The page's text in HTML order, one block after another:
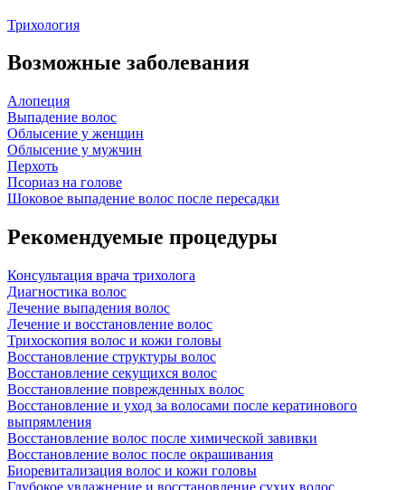
Трихология
Возможные заболевания
Алопеция
Выпадение волос
Облысение у женщин
Облысение у мужчин
Перхоть
Псориаз на голове
Шоковое выпадение волос после пересадки
Рекомендуемые процедуры
Консультация врача трихолога
Диагностика волос
Лечение выпадения волос
Лечение и восстановление волос
Трихоскопия волос и кожи головы
Восстановление структуры волос
Восстановление секущихся волос
Восстановление поврежденных волос
Восстановление и уход за волосами после кератинового
выпрямления
Восстановление волос после химической завивки
Восстановление волос после окрашивания
Биоревитализация волос и кожи головы